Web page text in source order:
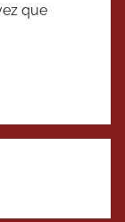
que